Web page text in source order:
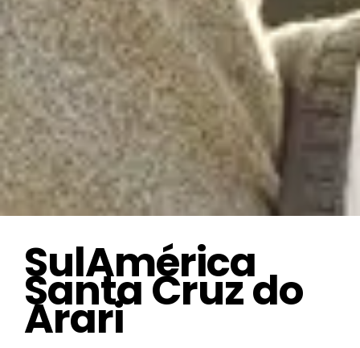
SulAmérica
Santa Cruz do
Arari